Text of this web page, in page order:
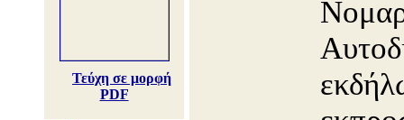
Τεύχη σε μορφή
PDF